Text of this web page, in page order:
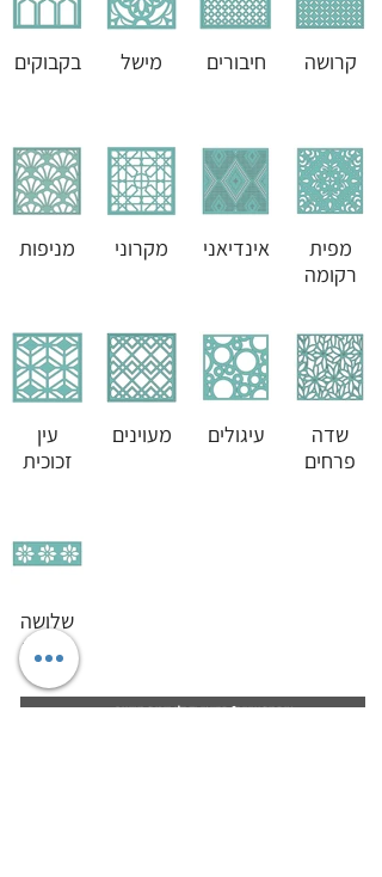
בקבוקים מישל חיבורים קרושה
מניפות מקרוני אינדיאני
מפית
רקומה
עין
זכוכית
מעוינים עיגולים
שדה
פרחים
שלושה
פרחים
אוהבים עיצוב? הרשמו וקבלו טיפים בעיצוב,